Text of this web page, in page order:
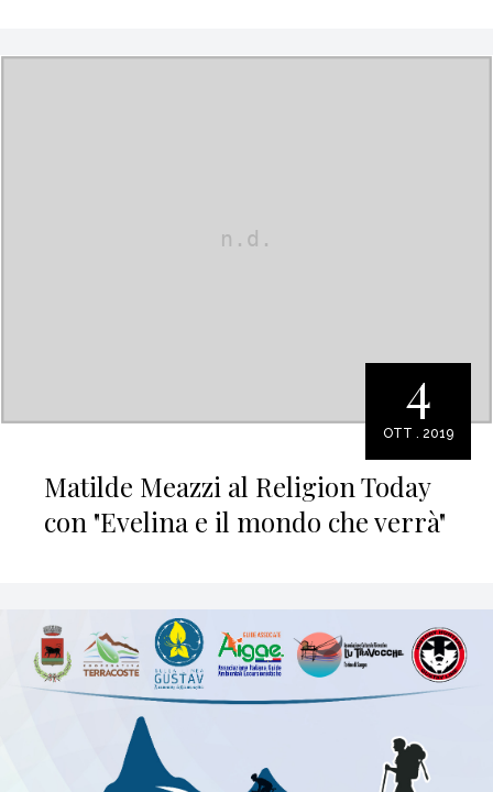
4
OTT . 2019
Matilde Meazzi al Religion Today
con "Evelina e il mondo che verrà"